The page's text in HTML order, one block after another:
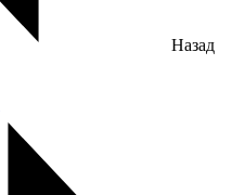
Назад